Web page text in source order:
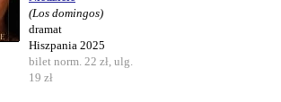
(Los domingos)
dramat
Hiszpania 2025
bilet norm. 22 zł, ulg.
19 zł